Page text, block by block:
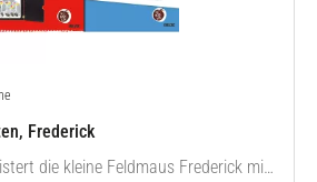
5.0 von 5
Frederick
die kleine Feldmaus Frederick mit